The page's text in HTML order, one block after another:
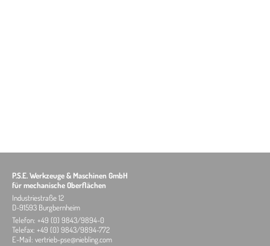
P.S.E. Werkzeuge & Maschinen GmbH
für mechanische Oberflächen
Industriestraße 12
D-91593 Burgbernheim
Telefon: +49 (0) 9843/9894-0
Telefax: +49 (0) 9843/9894-772
E-Mail: vertrieb-pse@niebling.com